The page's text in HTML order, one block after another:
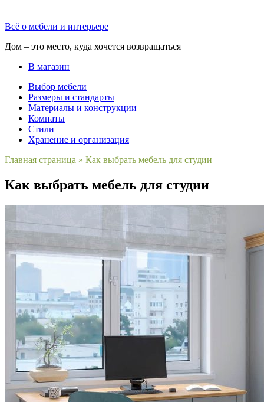
Всё о мебели и интерьере
Дом – это место, куда хочется возвращаться
В магазин
Выбор мебели
Размеры и стандарты
Материалы и конструкции
Комнаты
Стили
Хранение и организация
Главная страница » Как выбрать мебель для студии
Как выбрать мебель для студии